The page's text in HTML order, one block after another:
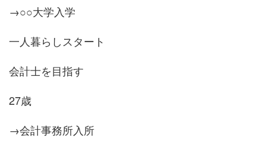
→○○大学入学
一人暮らしスタート
会計士を目指す
27歳
→会計事務所入所